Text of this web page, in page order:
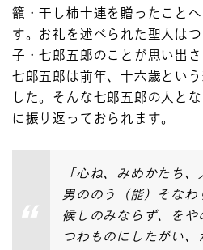
籠・干し柿十連を贈ったこと
す。お礼を述べられた聖人は
子・七郎五郎のことが思い出
七郎五郎は前年、十六歳とい
した。そんな七郎五郎の人と
に振り返っておられます。
「心ね、みめかたち、
男ののう（能）そな
候しのみならず、をや
つわものにしたがい